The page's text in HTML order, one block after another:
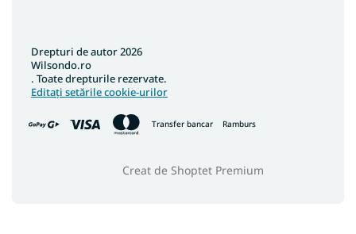
Transfer bancar Ramburs
Creat de Shoptet Premium
Drepturi de autor 2026
Wilsondo.ro
. Toate drepturile rezervate.
Editați setările cookie-urilor